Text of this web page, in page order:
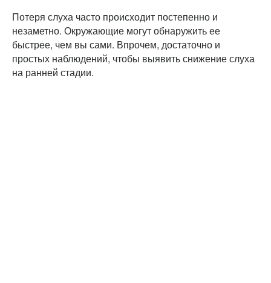
Потеря слуха часто происходит постепенно и
незаметно. Окружающие могут обнаружить ее
быстрее, чем вы сами. Впрочем, достаточно и
простых наблюдений, чтобы выявить снижение слуха
на ранней стадии.